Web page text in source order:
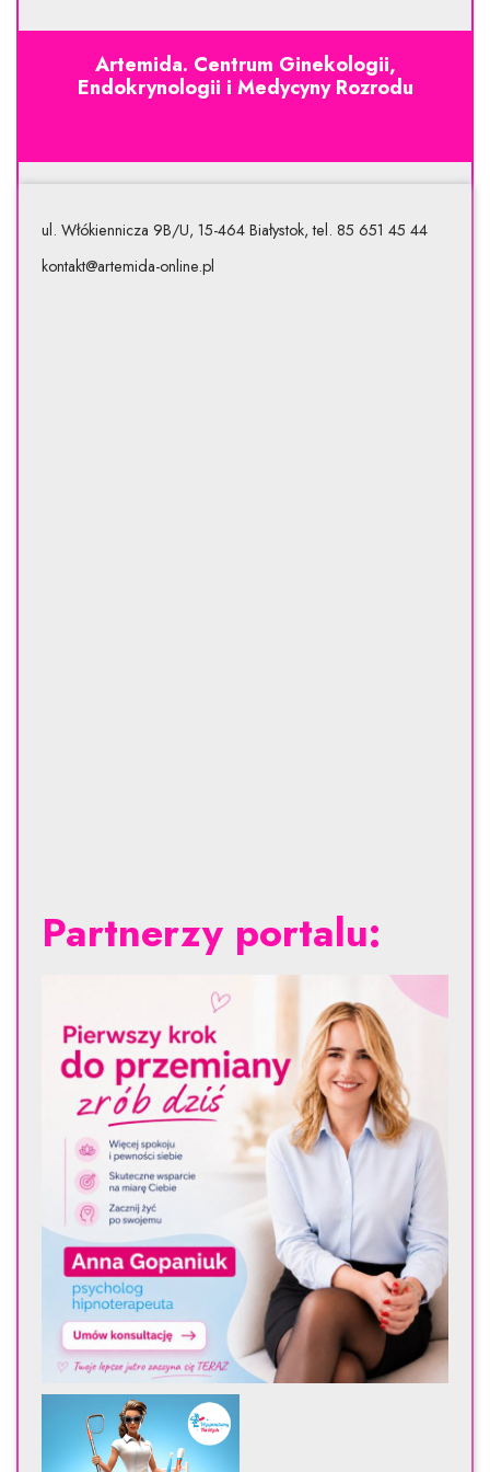
Artemida. Centrum Ginekologii,
Endokrynologii i Medycyny Rozrodu
ul. Włókiennicza 9B/U, 15-464 Białystok, tel. 85 651 45 44
kontakt@artemida-online.pl
Partnerzy portalu: